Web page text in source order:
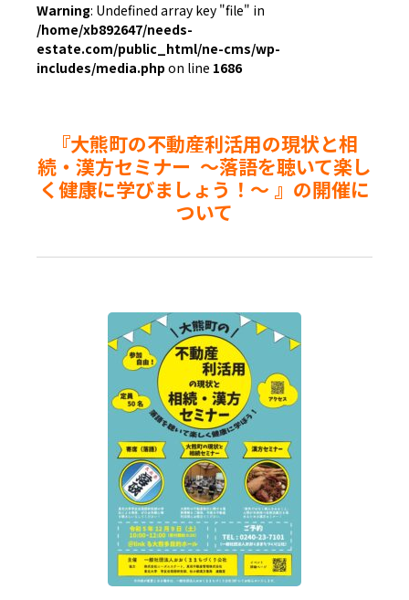
Warning: Undefined array key "file" in
/home/xb892647/needs-
estate.com/public_html/ne-cms/wp-
includes/media.php on line 1686
『大熊町の不動産利活用の現状と相
続・漢方セミナー ～落語を聴いて楽し
く健康に学びましょう！～ 』の開催に
ついて